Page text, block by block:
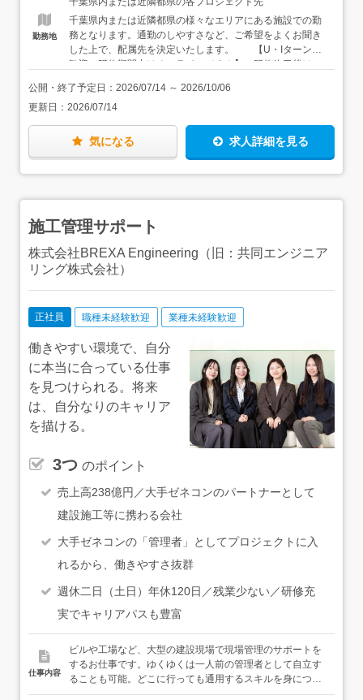
でも安心してチャレンジできます。＜検査＞検査の方に
は、建物や機械の非破壊検査や修理、書類作成などをお任
せします。非破壊検査とは、対象物を壊したり傷つけたり
することなく、その内部の欠陥や構造を調査すること。こ
ちらもチェックシートがありますので、未経験の方でも安
心です。【研修について】入社後は約1ヶ月の導入研修を
実施します。その後は、配属先でのOJT研修に移行し、実
際の業務を学んでいきます。もちろん教育担当となる先輩
社員が、皆さんの成長をイチからサポートしていきますの
で、安心してください！【ひとり立ち後は…】一通り業務
を覚えた後は、資格取得にもチャレンジしていきましょ
キストや願書を無料で配布しています！資格取得後は、資
ていますので、ぜひチャレンジしてみてくださいね！
応援します！
勤務地
千葉県内または近隣都県の様々なエリアにある施設での勤
務となります。通勤のしやすさなど、ご希望をよくお聞き
した上で、配属先を決定いたします。 【U・Iターン大
歓迎／研修期間中はオンラインです！】 研修終了後は、
きの単身用社宅有】 お住まいから通勤が難しい方は、家
具・家電付きの単身用社宅を利用することもできます。初
期費用や引越費用を会社が負担するうえ、家賃半額補助
（地域別に上限あり）もあるので、最小限の出費に抑え
て、新しい仕事・新しい生活を始められます。
公開・終了予定日： 2026/07/14 ～ 2026/10/06
更新日： 2026/07/14
気になる 求人詳細を見る
施工管理サポート
株式会社BREXA Engineering（旧：共同エンジニア
リング株式会社）
正社員 職種未経験歓迎 業種未経験歓迎
働きやすい環境で、自分
に本当に合っている仕事
を見つけられる。将来
は、自分なりのキャリア
を描ける。
3つ のポイント
売上高238億円／大手ゼネコンのパートナーとして
建設施工等に携わる会社
大手ゼネコンの「管理者」としてプロジェクトに入
れるから、働きやすさ抜群
週休二日（土日）年休120日／残業少ない／研修充
実でキャリアパスも豊富
仕事内容
ビルや工場など、大型の建設現場で現場管理のサポートを
するお仕事です。ゆくゆくは一人前の管理者として自立す
ることも可能。どこに行っても通用するスキルを身につけ
ることができる環境です。充実した環境で、あなたを大事